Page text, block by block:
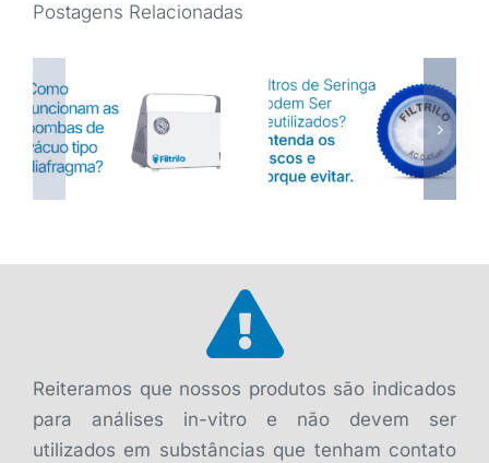
Postagens Relacionadas
Como funcionam
as bombas de
vácuo tipo
Filtros de Seringa
Podem Ser
Reutilizados?
Entenda os Riscos
Reiteramos que nossos produtos são indicados
para análises in-vitro e não devem ser
utilizados em substâncias que tenham contato